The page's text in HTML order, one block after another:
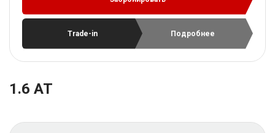
Trade-in Подробнее
1.6 AT